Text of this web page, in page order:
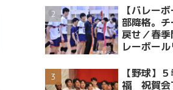
【バレー
部降格。
戻せ／春
レーボー
【野球】
福 祝賀会